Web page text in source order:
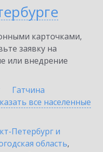
карточками,
заявку на
или внедрение
Гатчина
все населенные
Петербург и
область,